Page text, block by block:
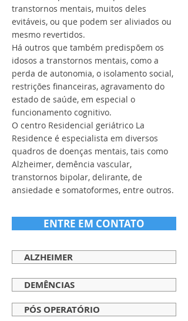
transtornos mentais, muitos deles
evitáveis, ou que podem ser aliviados ou
mesmo revertidos.
Há outros que também predispõem os
idosos a transtornos mentais, como a
perda de autonomia, o isolamento social,
restrições financeiras, agravamento do
estado de saúde, em especial o
funcionamento cognitivo.
O centro Residencial geriátrico La
Residence é especialista em diversos
quadros de doenças mentais, tais como
Alzheimer, demência vascular,
transtornos bipolar, delirante, de
ansiedade e somatoformes, entre outros.
ENTRE EM CONTATO
ALZHEIMER
DEMÊNCIAS
PÓS OPERATÓRIO